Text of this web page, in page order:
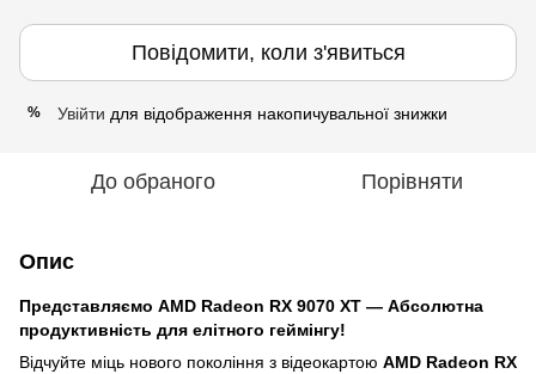
Повідомити, коли з'явиться
% Увійти для відображення накопичувальної знижки
До обраного Порівняти
Опис
Представляємо AMD Radeon RX 9070 XT — Абсолютна
продуктивність для елітного геймінгу!
Відчуйте міць нового покоління з відеокартою AMD Radeon RX